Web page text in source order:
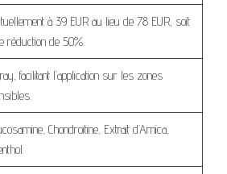
à 39 EUR au lieu de 78 EUR, soit
réduction de 50%.
facilitant l’application sur les zones
Chondroïtine, Extrait d’Arnica,